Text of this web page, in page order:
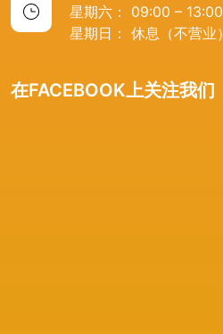
星期六： 09:00 – 13:00
星期日： 休息（不营业）
在FACEBOOK上关注我们